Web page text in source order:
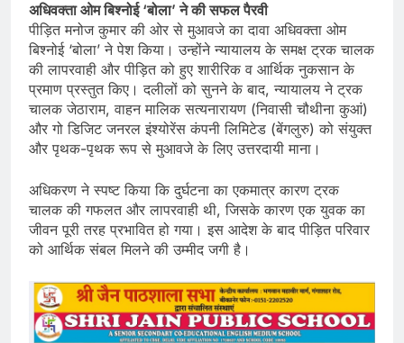
अधिवक्ता ओम बिश्नोई ‘बोला’ ने की सफल पैरवी
पीड़ित मनोज कुमार की ओर से मुआवजे का दावा अधिवक्ता ओम
बिश्नोई ‘बोला’ ने पेश किया। उन्होंने न्यायालय के समक्ष ट्रक चालक
की लापरवाही और पीड़ित को हुए शारीरिक व आर्थिक नुकसान के
प्रमाण प्रस्तुत किए। दलीलों को सुनने के बाद, न्यायालय ने ट्रक
चालक जेठाराम, वाहन मालिक सत्यनारायण (निवासी चौथीना कुआं)
और गो डिजिट जनरल इंश्योरेंस कंपनी लिमिटेड (बेंगलुरु) को संयुक्त
और पृथक-पृथक रूप से मुआवजे के लिए उत्तरदायी माना।
अधिकरण ने स्पष्ट किया कि दुर्घटना का एकमात्र कारण ट्रक
चालक की गफलत और लापरवाही थी, जिसके कारण एक युवक का
जीवन पूरी तरह प्रभावित हो गया। इस आदेश के बाद पीड़ित परिवार
को आर्थिक संबल मिलने की उम्मीद जगी है।